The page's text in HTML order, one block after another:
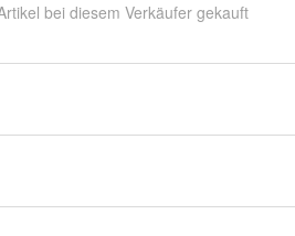
bei diesem Verkäufer gekauft